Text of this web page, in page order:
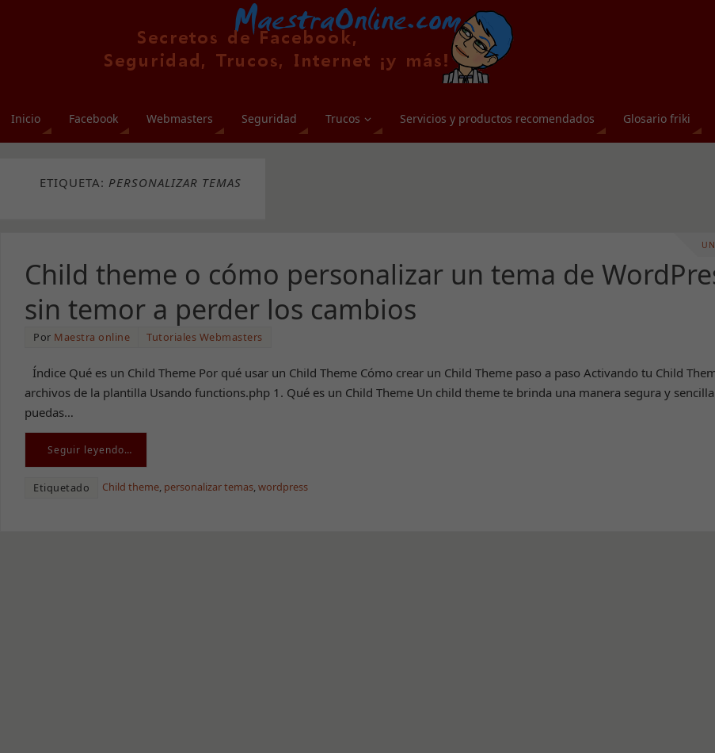
Inicio Facebook Webmasters Seguridad Trucos Servicios y productos recomendados Glosario friki
ETIQUETA: PERSONALIZAR TEMAS
Child theme o cómo personalizar un tema de
sin temor a perder los cambios
Por Maestra online Tutoriales Webmasters
Índice Qué es un Child Theme Por qué usar un Child Theme Cómo crear un Child Theme paso a paso Activando tu Child
archivos de la plantilla Usando functions.php 1. Qué es un Child Theme Un child theme te brinda una manera segura y
puedas…
Seguir leyendo…
Etiquetado Child theme, personalizar temas,wordpress